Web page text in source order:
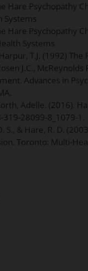
Hare Psychopathy
Systems
Hare Psychopathy
Systems
T.J. (1992)
J.C., McReynolds
Advances in
Adelle. (2016).
319-28099-8_1079-1.
S., & Hare, R. D.
Toronto: Multi-